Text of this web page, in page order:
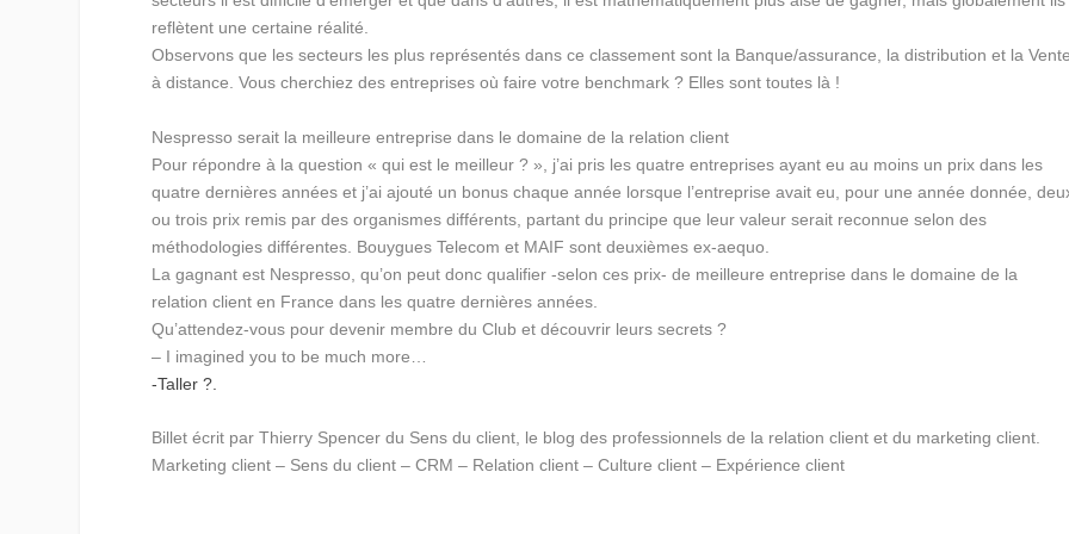
reflètent une certaine réalité.
Observons que les secteurs les plus représentés dans ce classement sont la Banque/assurance, la distribution et la
à distance. Vous cherchiez des entreprises où faire votre benchmark ? Elles sont toutes là !
Nespresso serait la meilleure entreprise dans le domaine de la relation client
Pour répondre à la question « qui est le meilleur ? », j’ai pris les quatre entreprises ayant eu au moins un prix dans les
quatre dernières années et j’ai ajouté un bonus chaque année lorsque l’entreprise avait eu, pour une année donnée,
ou trois prix remis par des organismes différents, partant du principe que leur valeur serait reconnue selon des
méthodologies différentes. Bouygues Telecom et MAIF sont deuxièmes ex-aequo.
La gagnant est Nespresso, qu’on peut donc qualifier -selon ces prix- de meilleure entreprise dans le domaine de la
relation client en France dans les quatre dernières années.
Qu’attendez-vous pour devenir membre du Club et découvrir leurs secrets ?
– I imagined you to be much more…
-Taller ?.
Billet écrit par Thierry Spencer du Sens du client, le blog des professionnels de la relation client et du marketing client.
Marketing client – Sens du client – CRM – Relation client – Culture client – Expérience client